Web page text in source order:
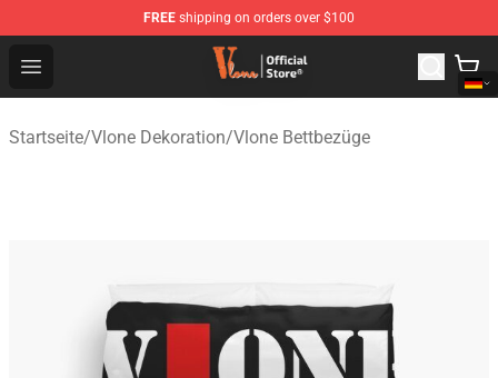
FREE shipping on orders over $100
Open menu
Vlone Shop - Official Vlone Merchandise Store
Startseite/Vlone Dekoration/Vlone Bettbezüge